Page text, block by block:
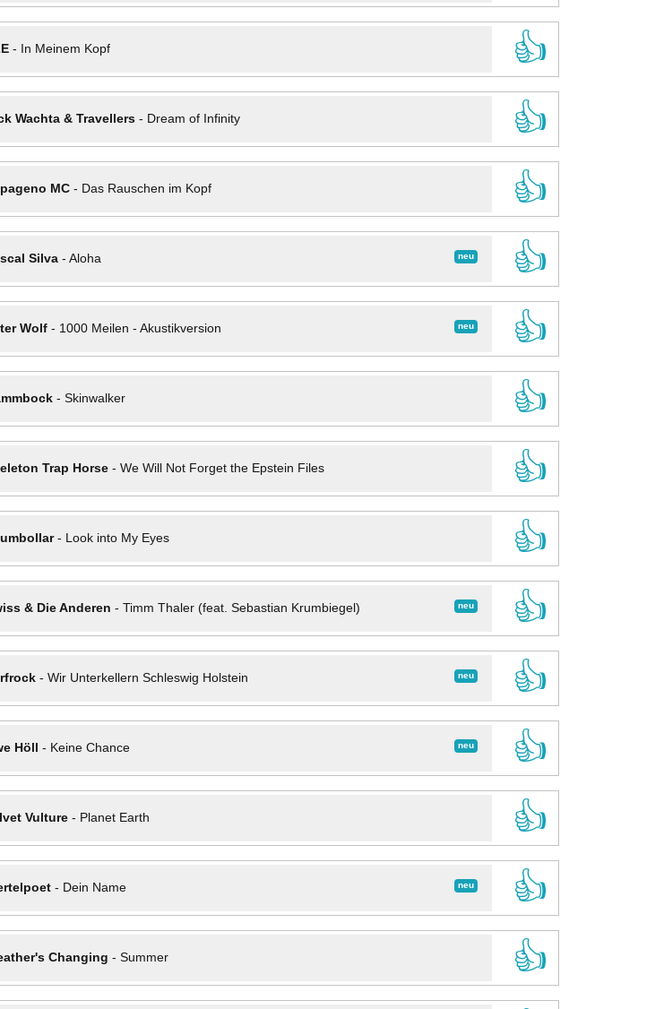
- In Meinem Kopf
👍
Wachta & Travellers- Dream of Infinity
👍
MC- Das Rauschen im Kopf
👍
neu
Silva- Aloha
👍
neu
Wolf- 1000 Meilen - Akustikversion
👍
- Skinwalker
👍
Trap Horse- We Will Not Forget the Epstein Files
👍
- Look into My Eyes
👍
neu
& Die Anderen - Timm Thaler (feat. Sebastian Krumbiegel)
👍
neu
- Wir Unterkellern Schleswig Holstein
👍
neu
Höll - Keine Chance
👍
Vulture- Planet Earth
👍
neu
- Dein Name
👍
Changing - Summer
👍